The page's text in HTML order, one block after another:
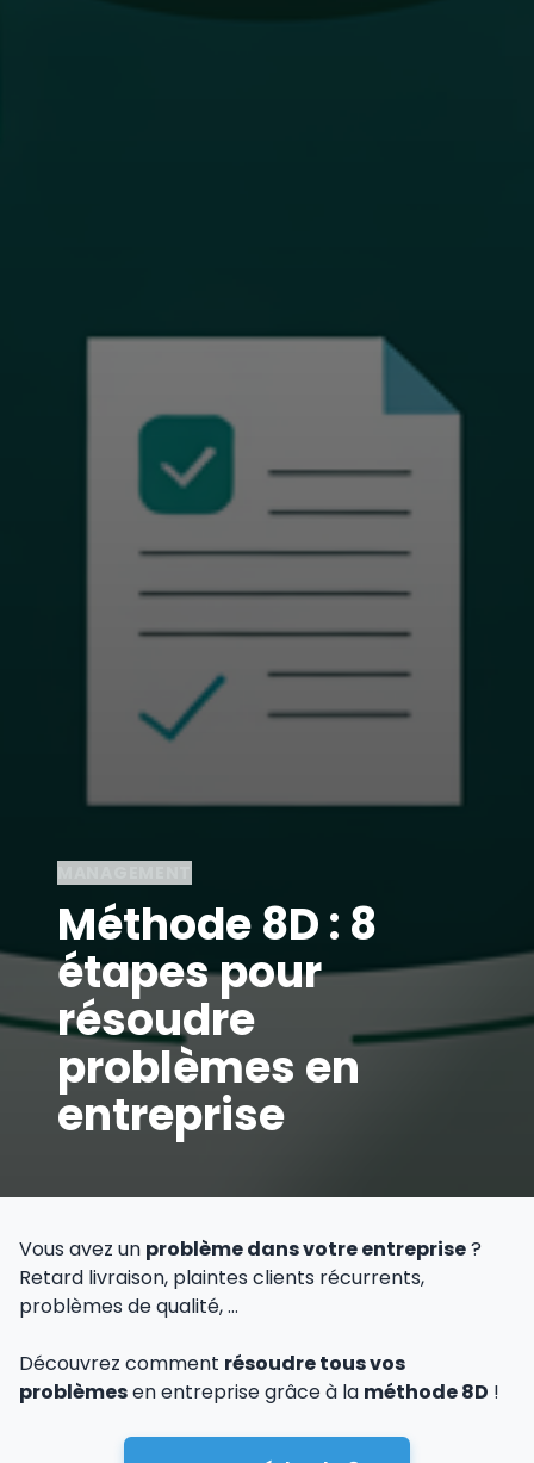
Méthode 8D : 8
étapes pour
résoudre
problèmes en
entreprise
Vous avez un problème dans votre entreprise?
Retard livraison, plaintes clients récurrents,
problèmes de qualité, …
Découvrez comment résoudre tous vos
problèmesen entreprise grâce à la méthode 8D !